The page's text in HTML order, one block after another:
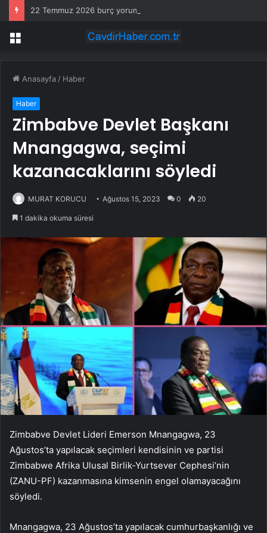
Menü
Anasayfa / Haber
Haber
Zimbabve Devlet Başkanı
Mnangagwa, seçimi
kazanacaklarını söyledi
MURAT KORUCU Ağustos 15, 2023 0 20
1 dakika okuma süresi
Zimbabve Devlet Lideri Emerson Mnangagwa, 23
Ağustos’ta yapılacak seçimleri kendisinin ve partisi
Zimbabwe Afrika Ulusal Birlik-Yurtsever Cephesi’nin
(ZANU-PF) kazanmasına kimsenin engel olamayacağını
söyledi.
Mnangagwa, 23 Ağustos’ta yapılacak cumhurbaşkanlığı ve